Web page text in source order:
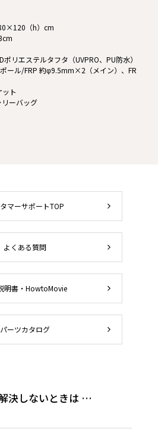
（h）cm
リエステルタフタ（UVPRO、PU防水）
ール/FRP 約φ9.5mm×2（メイン）、FR
ト
ーバッグ
マーサポートTOP
よくある質問
明書・HowtoMovie
パーツカタログ
決しないときは …